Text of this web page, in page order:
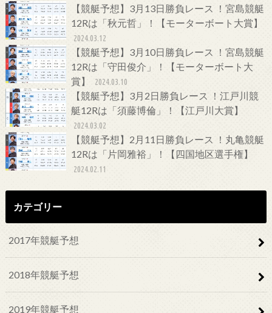
【競艇予想】3月13日勝負レース ！宮島競艇
12Rは「秋元哲」！【モーターボート大賞】
2024.03.12
【競艇予想】3月10日勝負レース ！宮島競艇
12Rは「守田俊介」！【モーターボート大
賞】
2024.03.10
【競艇予想】3月2日勝負レース ！江戸川競
艇12Rは「須藤博倫」！【江戸川大賞】
2024.03.02
【競艇予想】2月11日勝負レース ！丸亀競艇
12Rは「片岡雅裕」！【四国地区選手権】
2024.02.11
カテゴリー
2017年競艇予想
2018年競艇予想
2019年競艇予想